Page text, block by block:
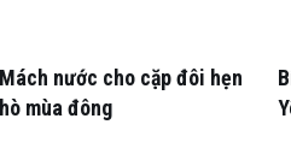
Mách nước cho cặp đôi hẹn
hò mùa đông